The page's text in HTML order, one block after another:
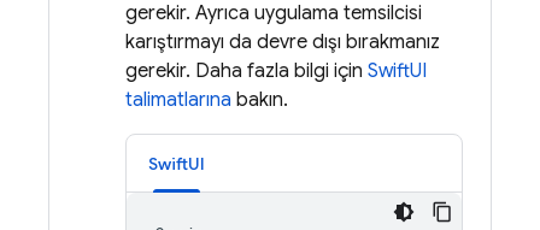
gerekir. Ayrıca uygulama temsilcisi
karıştırmayı da devre dışı bırakmanız
gerekir. Daha fazla bilgi için SwiftUI
talimatlarına bakın.
SwiftUI